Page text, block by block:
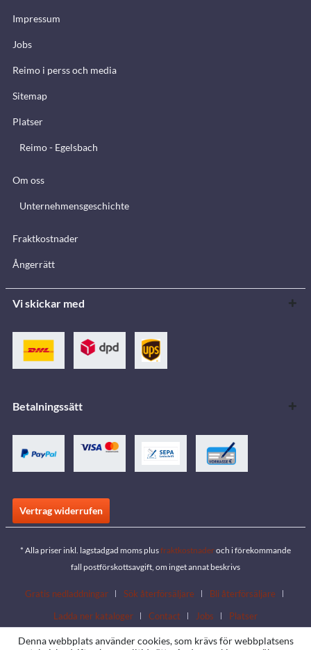
Impressum
Jobs
Reimo i perss och media
Sitemap
Platser
Reimo - Egelsbach
Om oss
Unternehmensgeschichte
Fraktkostnader
Ångerrätt
Vi skickar med
Betalningssätt
Vertrag widerrufen
* Alla priser inkl. lagstadgad moms plusfraktkostnaderoch i förekommande
fall postförskottsavgift, om inget annat beskrivs
Gratis nedladdningar Sök återförsäljare
Bli återförsäljare
Ladda ner kataloger
Contact Jobs Platser
Denna webbplats använder cookies, som krävs för webbplatsens